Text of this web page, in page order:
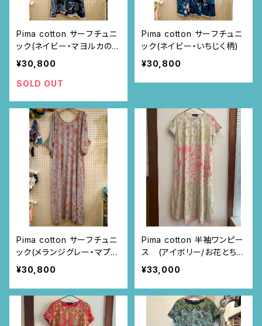
Pima cotton サーフチュニ
ック(ネイビー・マヨルカのカ
ゴバックと織物の柄)
¥30,800
SOLD OUT
Pima cotton サーフチュニ
ック(ネイビー・いちじく柄)
¥30,800
Pima cotton サーフチュニ
ック(メランジグレー・マプチ
ェ柄)
¥30,800
Pima cotton 半袖ワンピー
ス (アイボリー/お花とちょ
うちょ柄)
¥33,000